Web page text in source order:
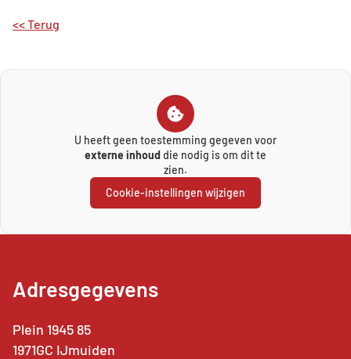
<< Terug
U heeft geen toestemming gegeven voor
externe inhouddie nodig is om dit te
zien.
Cookie-instellingen wijzigen
Adresgegevens
Plein 1945 85
1971GC IJmuiden